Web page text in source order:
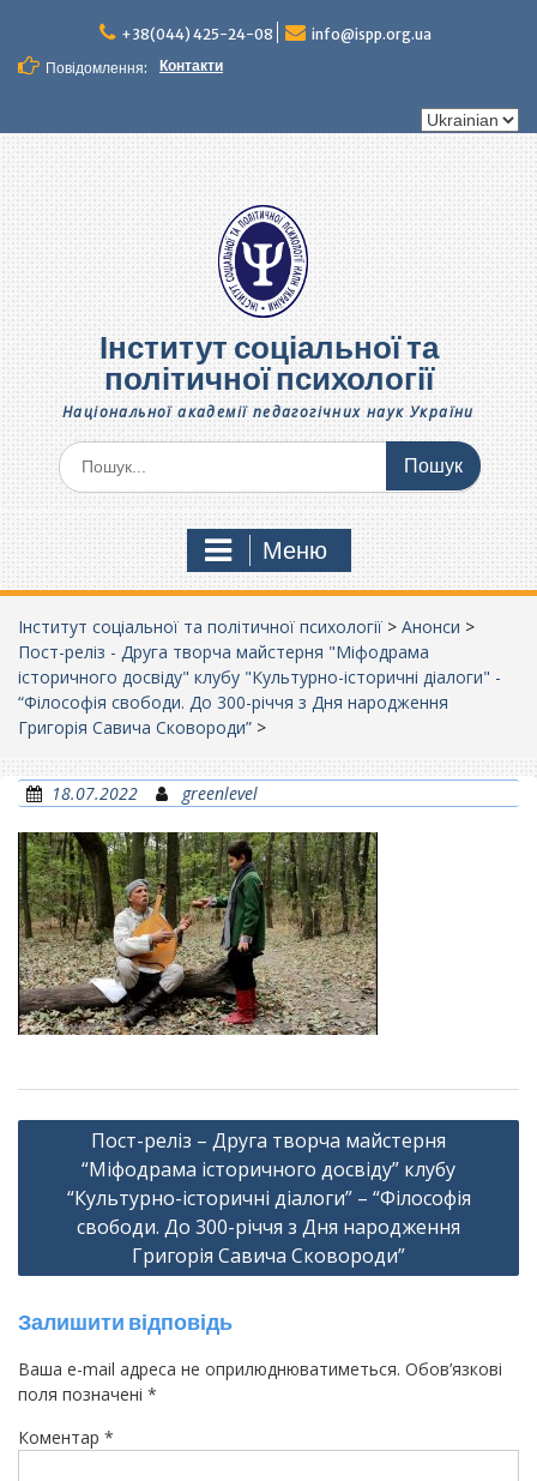
вмісту
+38(044) 425-24-08
info@ispp.org.ua
Повідомлення:
Контакти
Вибрати
Інститут соціальної та
політичної психології
Національної академії педагогічних наук України
Шукати:
Меню
Інститут соціальної та політичної психології > Анонси >
Пост-реліз - Друга творча майстерня "Міфодрама
історичного досвіду" клубу "Культурно-історичні діалоги" -
“Філософія свободи. До 300-річчя з Дня народження
Григорія Савича Сковороди” >
18.07.2022 greenlevel
Навігація
записів
Пост-реліз – Друга творча майстерня
“Міфодрама історичного досвіду” клубу
“Культурно-історичні діалоги” – “Філософія
свободи. До 300-річчя з Дня народження
Григорія Савича Сковороди”
Залишити відповідь
Ваша e-mail адреса не оприлюднюватиметься. Обов’язкові
поля позначені *
Коментар *